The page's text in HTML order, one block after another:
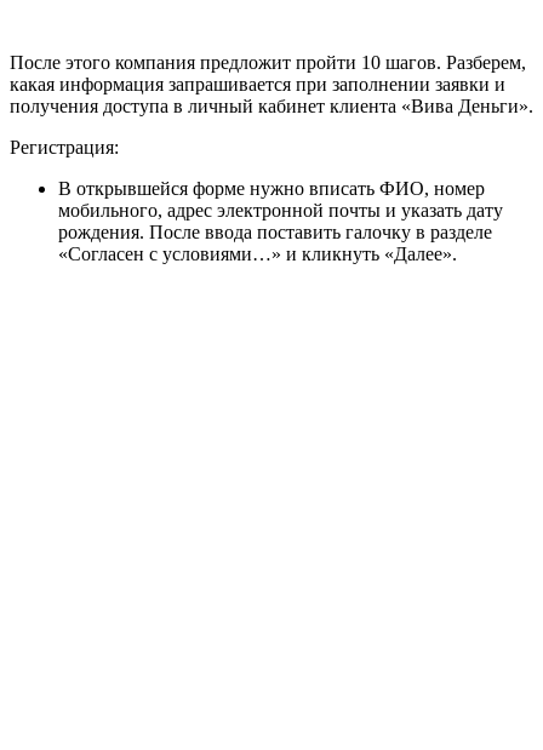
После этого компания предложит пройти 10 шагов. Разберем,
какая информация запрашивается при заполнении заявки и
получения доступа в личный кабинет клиента «Вива Деньги».
Регистрация:
В открывшейся форме нужно вписать ФИО, номер
мобильного, адрес электронной почты и указать дату
рождения. После ввода поставить галочку в разделе
«Согласен с условиями…» и кликнуть «Далее».